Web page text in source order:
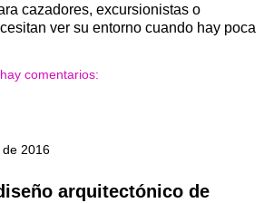
cazadores, excursionistas o
ver su entorno cuando hay poca
comentarios:
2016
arquitectónico de